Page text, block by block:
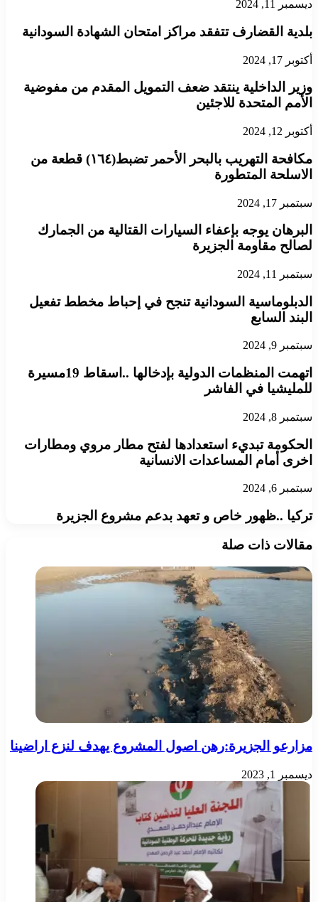
ديسمبر 11, 2024
بلدية القضارف تتفقد مراكز امتحان الشهادة السودانية
أكتوبر 17, 2024
وزير الداخلية ينتقد ضعف التمويل المقدم من مفوضية
الأمم المتحدة للاجئين
أكتوبر 12, 2024
مكافحة التهريب بالبحر الأحمر تضبط(١٦٤) قطعة من
الاسلحة المتطورة
سبتمبر 17, 2024
البرهان يوجه بإعفاء السيارات القتالية من الجمارك
لصالح مقاومة الجزيرة
سبتمبر 11, 2024
الدبلوماسية السودانية تنجح في إحباط مخطط تفعيل
البند السابع
سبتمبر 9, 2024
اتهمت المنظمات الدولية بإدخالها ..اسقاط 19مسيرة
للمليشيا في الفاشر
سبتمبر 8, 2024
الحكومة تبديء استعدادها لفتح مطار مروي ومطارات
اخرى أمام المساعدات الانسانية
سبتمبر 6, 2024
تركيا ..ظهور خاص و تعهد بدعم مشروع الجزيرة
مقالات ذات صلة
مزارعو الجزيرة:رهن اصول المشروع يهدف لنزع اراضينا
ديسمبر 1, 2023